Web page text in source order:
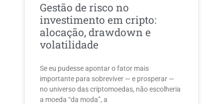
Gestão de risco no
investimento em cripto:
alocação, drawdown e
volatilidade
Se eu pudesse apontar o fator mais
importante para sobreviver — e prosperar —
no universo das criptomoedas, não escolheria
a moeda “da moda”, a